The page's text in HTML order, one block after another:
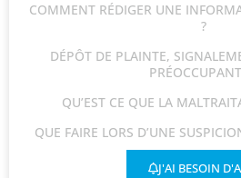
COMMENT RÉDIGER UNE
?
DÉPÔT DE PLAINTE,
QU’EST CE QUE LA
QUE FAIRE LORS D’UNE
J'AI BESOIN